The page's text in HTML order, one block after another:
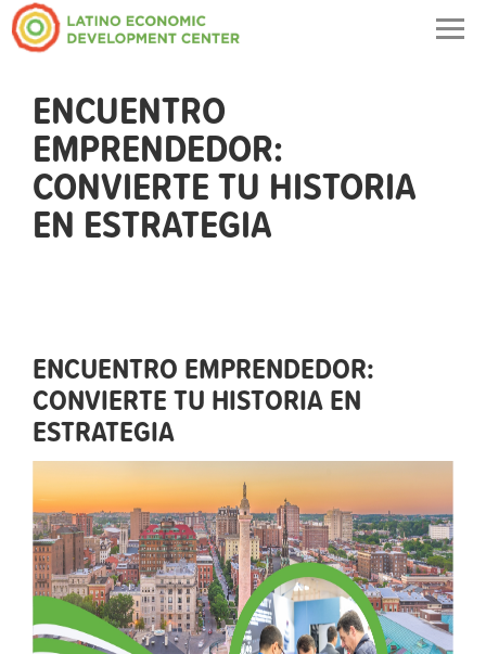
ENCUENTRO
EMPRENDEDOR:
CONVIERTE TU HISTORIA
EN ESTRATEGIA
ENCUENTRO EMPRENDEDOR:
CONVIERTE TU HISTORIA EN
ESTRATEGIA